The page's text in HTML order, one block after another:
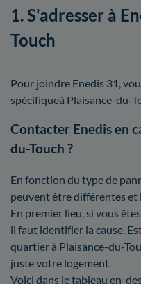
1. S'adresser à
Touch
Pour joindre Enedis 31,
spécifiqueà Plaisance-du-
Contacter Enedis en
du-Touch ?
En fonction du type de
peuvent être différentes et
En premier lieu, si vous
il faut identifier la cause.
quartier à Plaisance-du-
juste votre logement.
Voici dans le tableau en-